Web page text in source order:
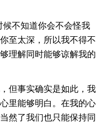
不知道你会不会怪我
至太深，所以我不得不
理解同时能够谅解我的
但事实确实是如此，我
里能够明白。在我的心
然了我们也只能保持同